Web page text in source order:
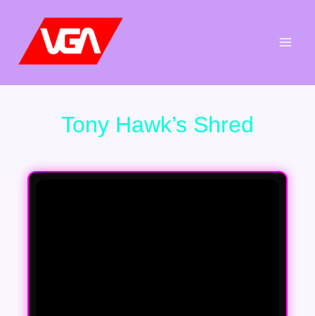
contenu
Tony Hawk’s Shred